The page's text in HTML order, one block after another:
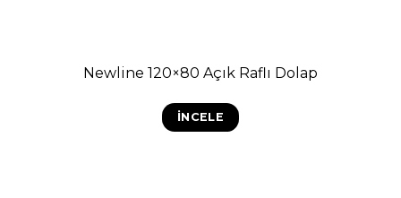
Newline 120×80 Açık Raflı Dolap
İNCELE